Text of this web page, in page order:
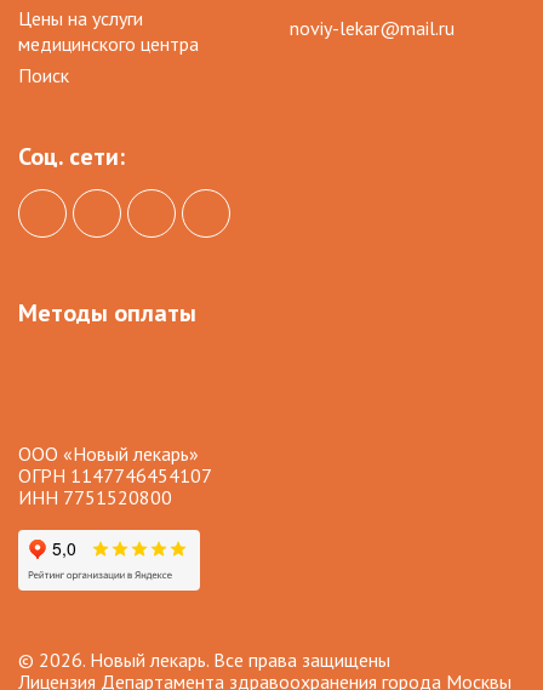
Цены на услуги
медицинского центра
Поиск
noviy-lekar@mail.ru
Соц. сети:
Методы оплаты
ООО «Новый лекарь»
ОГРН 1147746454107
ИНН 7751520800
© 2026. Новый лекарь. Все права защищены
Лицензия Департамента здравоохранения города Москвы